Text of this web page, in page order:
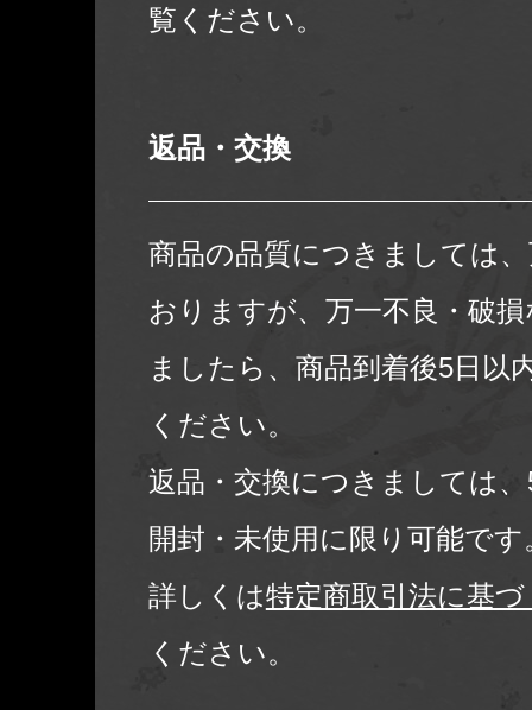
覧ください。
返品・交換
商品の品質につきましては
おりますが、万一不良・破
ましたら、商品到着後5日以
ください。
返品・交換につきましては
開封・未使用に限り可能です
詳しくは特定商取引法に基
ください。